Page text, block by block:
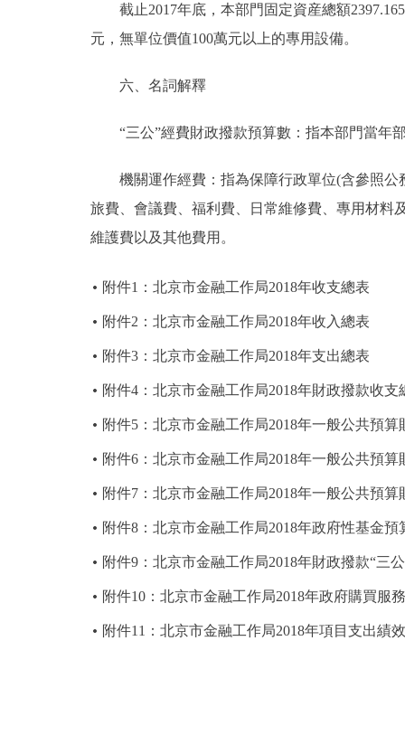
截止2017年底，本部門固定資産總額
元，無單位價值100萬元以上的專用設備。
六、名詞解釋
“三公”經費財政撥款預算數：指本部門當年部
機關運作經費：指為保障行政單位(含參照公
旅費、會議費、福利費、日常維修費、專用材料
維護費以及其他費用。
附件1：北京市金融工作局2018年收支總表
附件2：北京市金融工作局2018年收入總表
附件3：北京市金融工作局2018年支出總表
附件4：北京市金融工作局2018年財政撥款收支
附件5：北京市金融工作局2018年一般公共預算
附件6：北京市金融工作局2018年一般公共預
附件7：北京市金融工作局2018年一般公共預
附件8：北京市金融工作局2018年政府性基金
附件9：北京市金融工作局2018年財政撥款“三
附件10：北京市金融工作局2018年政府購買服
附件11：北京市金融工作局2018年項目支出績